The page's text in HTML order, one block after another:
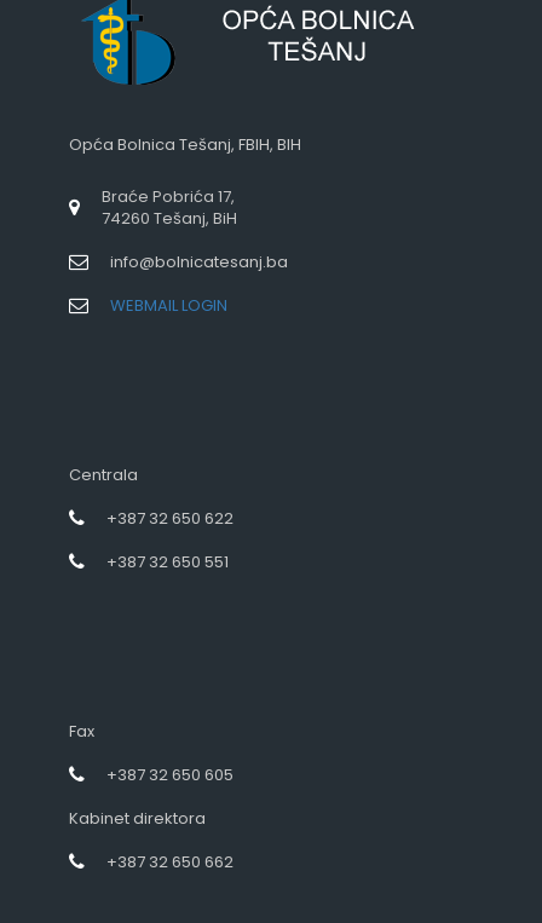
Opća Bolnica Tešanj, FBIH, BIH
Braće Pobrića 17,
74260 Tešanj, BiH
info@bolnicatesanj.ba
WEBMAIL LOGIN
Centrala
+387 32 650 622
+387 32 650 551
Fax
+387 32 650 605
Kabinet direktora
+387 32 650 662